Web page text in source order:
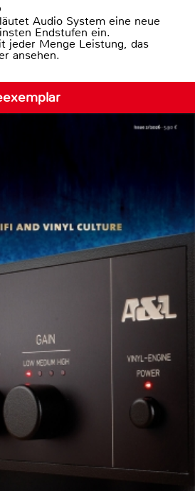
Audio System eine neue
Endstufen ein.
jeder Menge Leistung, das
ansehen.